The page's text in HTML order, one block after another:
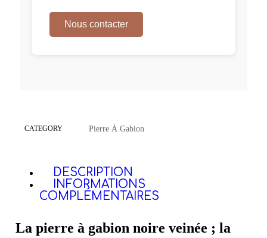
Nous contacter
CATEGORY Pierre À Gabion
DESCRIPTION
INFORMATIONS
COMPLÉMENTAIRES
La pierre à gabion noire veinée ; la